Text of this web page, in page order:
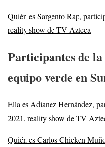
Quién es Sargento Rap,
reality show de TV Azteca
Participantes de
equipo verde en
Ella es Adianez Hernández,
2021, reality show de TV
Quién es Carlos Chicken